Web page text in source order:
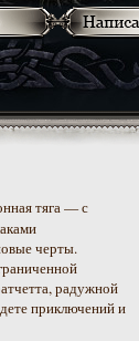
тяга — с
черты.
радужной
приключений и